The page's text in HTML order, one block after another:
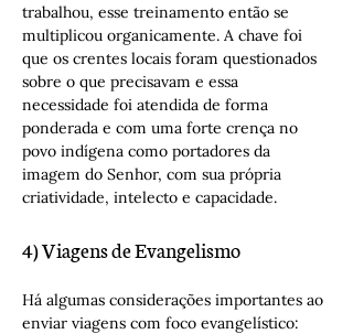
trabalhou, esse treinamento então se
multiplicou organicamente. A chave foi
que os crentes locais foram questionados
sobre o que precisavam e essa
necessidade foi atendida de forma
ponderada e com uma forte crença no
povo indígena como portadores da
imagem do Senhor, com sua própria
criatividade, intelecto e capacidade.
4) Viagens de Evangelismo
Há algumas considerações importantes ao
enviar viagens com foco evangelístico: